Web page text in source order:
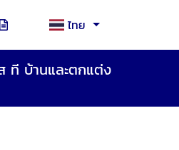
ไทย
ที บ้านและตกแต่ง